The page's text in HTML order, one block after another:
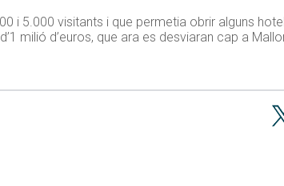
i 5.000 visitants i que permetia obrir alguns
milió d’euros, que ara es desviaran cap a